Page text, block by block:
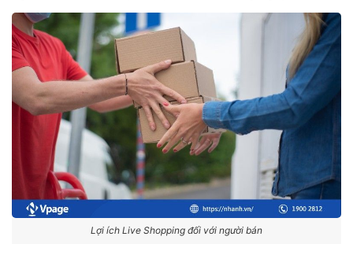
Lợi ích Live Shopping đối với người bán